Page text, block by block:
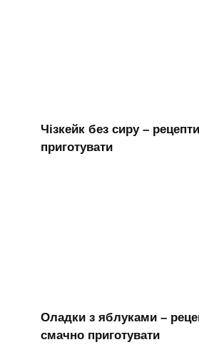
Чізкейк без сиру –
приготувати
Оладки з яблуками –
смачно приготувати